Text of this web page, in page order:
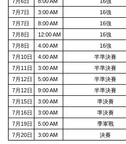
7月7日
3:00 AM 16強
7月7日
8:00 AM 16強
7月8日
12:00 AM 16強
7月8日
4:00 AM 16強
7月10日
4:00 AM 半準決賽
7月11日
3:00 AM 半準決賽
7月12日
5:00 AM 半準決賽
7月12日
9:00 AM 半準決賽
7月15日
3:00 AM 準決賽
7月16日
3:00 AM 準決賽
7月19日
5:00 AM 季軍戰
7月20日
3:00 AM 決賽